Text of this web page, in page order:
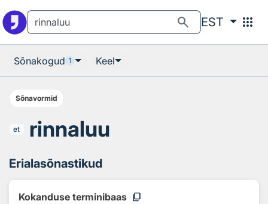
search EST apps
Sõnakogud 1 Keel
Sõnavormid
et rinnaluu
Erialasõnastikud
Kokanduse terminibaas content_copy